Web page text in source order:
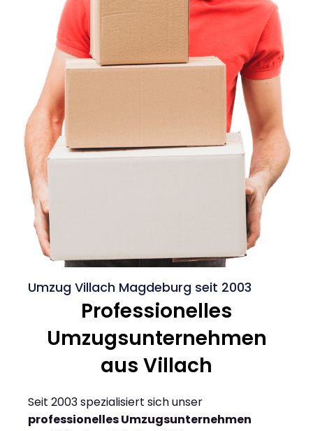
Umzug Villach Magdeburg seit 2003
Professionelles
Umzugsunternehmen
aus Villach
Seit 2003 spezialisiert sich unser
professionelles Umzugsunternehmen